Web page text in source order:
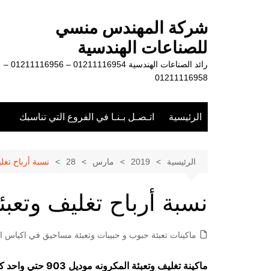
شركة المهندس منسي
للصناعات الهندسية
رائد الصناعات الهندسية 01211116954 – 01211116956 –
01211116958
الرئيسية اتـصـل بـنـا في الفروع التي تناسبك
الرئيسية 2019 مارس 28 نسبة أرباح
نسبة أرباح تغليف
ماكينات تعبئة حبوب و حبيبات وتعبئة مساحيق في اكياس
ماكينة تغليف وتعبئة المكرونه موديل 903 حتي واحد كيلو ماركة مهندس منسي